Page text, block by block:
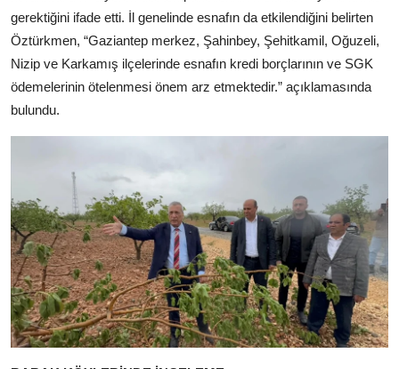
gerektiğini ifade etti. İl genelinde esnafın da etkilendiğini belirten
Öztürkmen, “Gaziantep merkez, Şahinbey, Şehitkamil, Oğuzeli,
Nizip ve Karkamış ilçelerinde esnafın kredi borçlarının ve SGK
ödemelerinin ötelenmesi önem arz etmektedir.” açıklamasında
bulundu.